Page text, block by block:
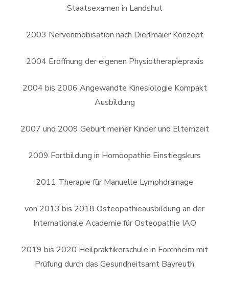
Staatsexamen in Landshut
2003 Nervenmobisation nach Dierlmaier Konzept
2004 Eröffnung der eigenen Physiotherapiepraxis
2004 bis 2006 Angewandte Kinesiologie Kompakt
Ausbildung
2007 und 2009 Geburt meiner Kinder und Elternzeit
2009 Fortbildung in Homöopathie Einstiegskurs
2011 Therapie für Manuelle Lymphdrainage
von 2013 bis 2018 Osteopathieausbildung an der
Internationale Academie für Osteopathie IAO
2019 bis 2020 Heilpraktikerschule in Forchheim mit
Prüfung durch das Gesundheitsamt Bayreuth